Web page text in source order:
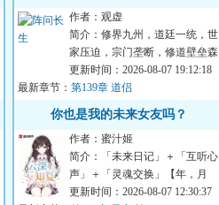
作者：观虚
简介：修界九州，道廷一统，世
家压迫，宗门垄断，修道壁垒森
严。底层修士修道无门，灵石匮
乏，度日维艰。...
更新时间：2026-08-07 19:12:18
最新章节： 第139章 道侣
你也是我的未来女友吗？
作者：蜜汁姬
简介：「未来日记」＋「互听心
声」＋「灵魂交换」【年，月
日，阴】【他俩离婚了】【宋云
更新时间：2026-08-07 12:30:37